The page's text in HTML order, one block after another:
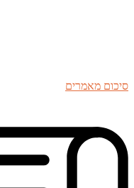
סיכום מאמרים